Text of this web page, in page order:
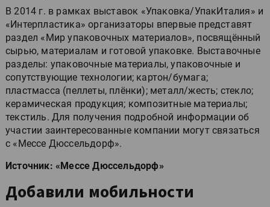
В 2014 г. в рамках выставок «Упаковка/УпакИталия» и
«Интерпластика» организаторы впервые представят
раздел «Мир упаковочных материалов», посвящённый
сырью, материалам и готовой упаковке. Выставочные
разделы: упаковочные материалы, упаковочные и
сопутствующие технологии; картон/бумага;
пластмасса (пеллеты, плёнки); металл/жесть; стекло;
керамическая продукция; композитные материалы;
текстиль. Для получения подробной информации об
участии заинтересованные компании могут связаться
с «Мессе Дюссельдорф».
Источник: «Мессе Дюссельдорф»
Добавили мобильности